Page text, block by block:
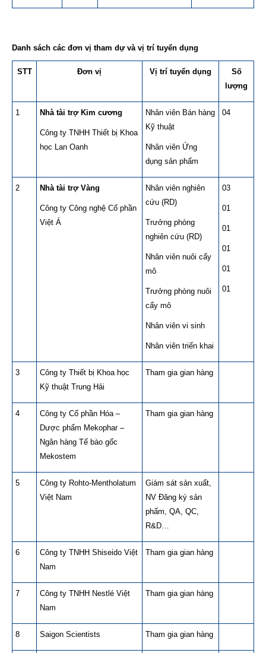
Danh sách các đơn vị tham dự và vị trí tuyển dụng
STT Đơn vị Vị trí tuyển dụng
Số
lượng
1 Nhà tài trợ Kim cương
Công ty TNHH Thiết bị Khoa
học Lan Oanh
Nhân viên Bán hàng
Kỹ thuật
Nhân viên Ứng
dụng sản phẩm
04
2 Nhà tài trợ Vàng
Công ty Công nghệ Cổ phần
Việt Á
Nhân viên nghiên
cứu (RD)
Trưởng phòng
nghiên cứu (RD)
Nhân viên nuôi cấy
mô
Trưởng phòng nuôi
cấy mô
Nhân viên vi sinh
Nhân viên triển khai
03
01
01
01
01
01
3
Công ty Thiết bị Khoa học
Kỹ thuật Trung Hải
Tham gia gian hàng
4
Công ty Cổ phần Hóa –
Dược phẩm Mekophar –
Ngân hàng Tế bào gốc
Mekostem
Tham gia gian hàng
5
Công ty Rohto-Mentholatum
Việt Nam
Giám sát sản xuất,
NV Đăng ký sản
phẩm, QA, QC,
R&D…
6
Công ty TNHH Shiseido Việt
Nam
Tham gia gian hàng
7
Công ty TNHH Nestlé Việt
Nam
Tham gia gian hàng
8 Saigon Scientists Tham gia gian hàng